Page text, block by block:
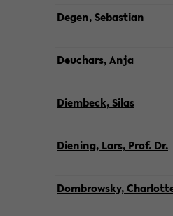
Degen, Se­bas­ti­an
Deu­ch­ars, Anja
Diem­beck, Silas
Die­n­ing, Lars, Prof. Dr.
Dom­brow­sky,